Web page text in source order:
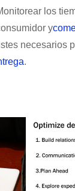
los
y
necesarios
.